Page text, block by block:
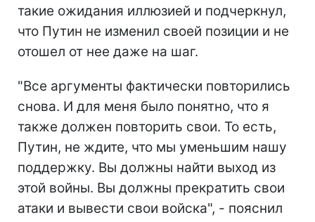
такие ожидания иллюзией и подчеркнул,
что Путин не изменил своей позиции и не
отошел от нее даже на шаг.
"Все аргументы фактически повторились
снова. И для меня было понятно, что я
также должен повторить свои. То есть,
Путин, не ждите, что мы уменьшим нашу
поддержку. Вы должны найти выход из
этой войны. Вы должны прекратить свои
атаки и вывести свои войска", - пояснил